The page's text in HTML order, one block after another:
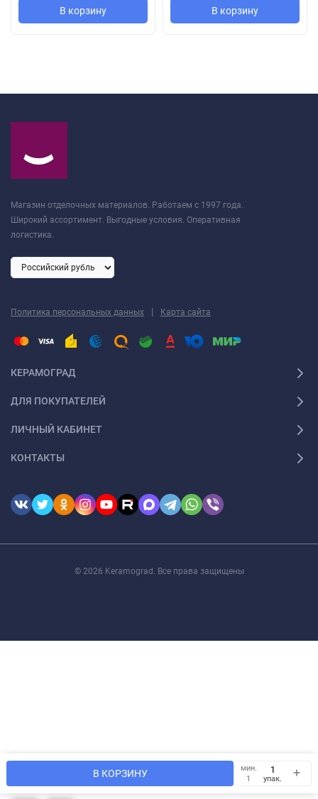
В КОРЗИНУ
мин.
1
упак.
В корзину В корзину
Магазин отделочных материалов. Работаем с 1997 года.
Широкий ассортимент. Выгодные условия. Оперативная
логистика.
Политика персональных данных | Карта сайта
КЕРАМОГРАД
ДЛЯ ПОКУПАТЕЛЕЙ
ЛИЧНЫЙ КАБИНЕТ
КОНТАКТЫ
© 2026 Keramograd. Все права защищены
Мы используем файлы cookie, чтобы сайт был лучше для
OK